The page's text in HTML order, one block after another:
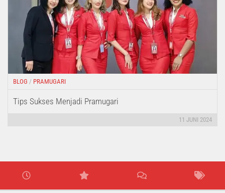
BLOG / PRAMUGARI
Tips Sukses Menjadi Pramugari
11 JUNI 2024